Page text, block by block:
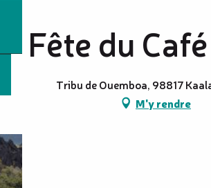
Fête du Café
Tribu de Ouemboa, 98817
M'y rendre